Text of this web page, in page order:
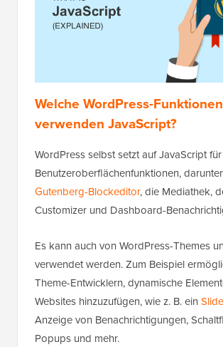
Welche WordPress-Funktionen
verwenden JavaScript?
WordPress selbst setzt auf JavaScript
Benutzeroberflächenfunktionen,
Gutenberg-Blockeditor, die Mediathek,
Customizer und Dashboard-
Es kann auch von WordPress-Themes
verwendet werden. Zum Beispiel
Theme-Entwicklern, dynamische
Websites hinzuzufügen, wie z. B. ein
Anzeige von Benachrichtigungen,
Popups und mehr.